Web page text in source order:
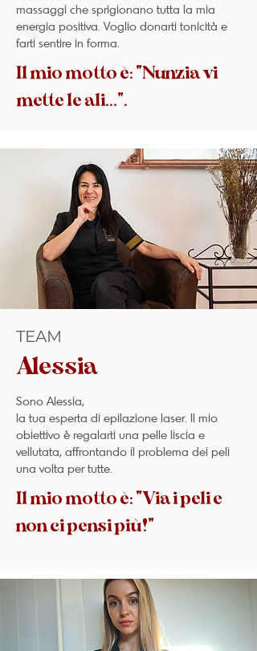
massaggi che sprigionano tutta la mia
energia positiva. Voglio donarti tonicità e
farti sentire in forma.
Il mio motto è: "Nunzia vi
mette le ali...".
TEAM
Alessia
Sono Alessia,
la tua esperta di epilazione laser. Il mio
obiettivo è regalarti una pelle liscia e
vellutata, affrontando il problema dei peli
una volta per tutte.
Il mio motto è: "Via i peli e
non ci pensi più!"